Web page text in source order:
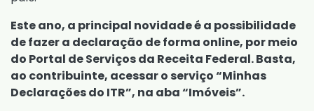
Este ano, a principal novidade é a possibilidade
de fazer a declaração de forma online, por meio
do Portal de Serviços da Receita Federal. Basta,
ao contribuinte, acessar o serviço “Minhas
Declarações do ITR”, na aba “Imóveis”.